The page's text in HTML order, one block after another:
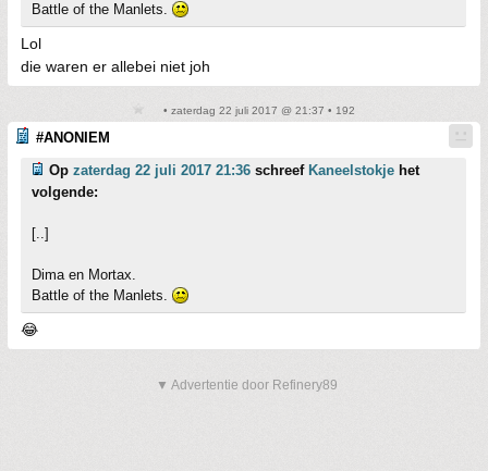
Battle of the Manlets.
Lol
die waren er allebei niet joh
• zaterdag 22 juli 2017 @ 21:37 • 192
#ANONIEM
Op zaterdag 22 juli 2017 21:36 schreef Kaneelstokje het
volgende:
[..]
Dima en Mortax.
Battle of the Manlets.
😂
▼ Advertentie door Refinery89